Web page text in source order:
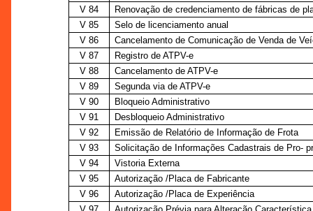
V 84
Renovação de credenciamento de fábricas de
V 85
Selo de licenciamento anual
V 86
Cancelamento de Comunicação de Venda de
V 87
Registro de ATPV-e
V 88
Cancelamento de ATPV-e
V 89
Segunda via de ATPV-e
V 90
Bloqueio Administrativo
V 91
Desbloqueio Administrativo
V 92
Emissão de Relatório de Informação de Frota
V 93
Solicitação de Informações Cadastrais de Pro-
V 94
Vistoria Externa
V 95
Autorização /Placa de Fabricante
V 96
Autorização /Placa de Experiência